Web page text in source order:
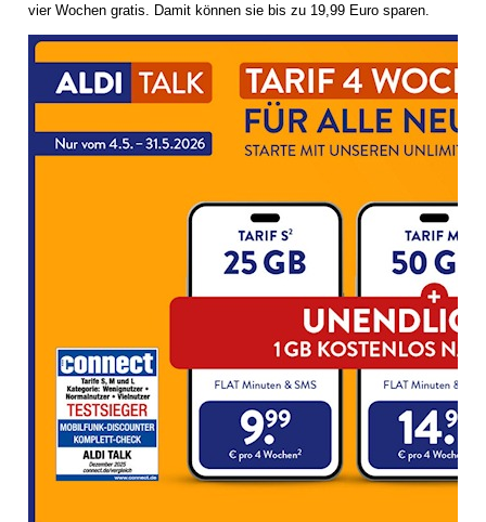
vier Wochen gratis. Damit können sie bis zu 19,99 Euro sparen.